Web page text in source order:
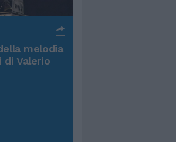
melodia
di Valerio